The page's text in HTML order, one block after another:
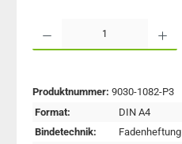
Produktnummer: 9030-1082-P3
Format:
DIN A4
Bindetechnik:
Fadenheftung